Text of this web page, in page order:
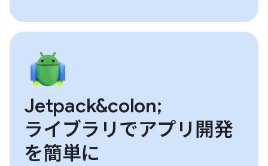
Jetpack&colon;
ライブラリでアプリ開発
を簡単に